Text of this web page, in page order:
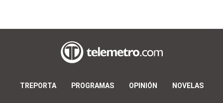
TREPORTA PROGRAMAS OPINIÓN NOVELAS